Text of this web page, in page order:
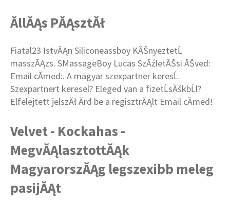
ĂllĂĄs PĂĄsztĂł
Fiatal23 IstvĂĄn Siliconeassboy KĂŠnyeztetĹ
masszĂĄzs. SMassageBoy Lucas SzĂźletĂŠsi ĂŠved:
Email cĂ­med:. A magyar szexpartner keresĹ.
Szexpartnert keresel? Eleged van a fizetĹsĂśkbĹl?
Elfelejtett jelszĂł Ărd be a regisztrĂĄlt Email cĂ­med!
Velvet - Kockahas -
MegvĂĄlasztottĂĄk
MagyarorszĂĄg legszexibb meleg
pasijĂĄt